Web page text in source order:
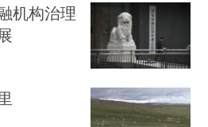
机构治理